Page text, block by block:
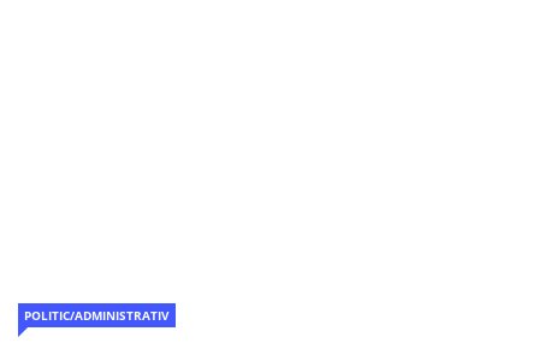
POLITIC/ADMINISTRATIV